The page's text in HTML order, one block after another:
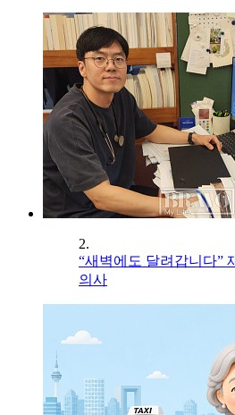
2.
“새벽에도 달려갑니다”
의사